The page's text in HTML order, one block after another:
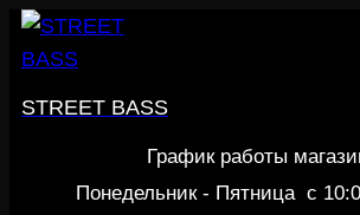
Перейти
STREET BASS
График работы
Понедельник - Пятница c